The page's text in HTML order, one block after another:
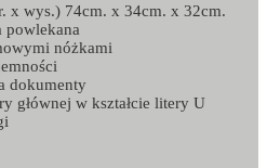
x wys.) 74cm. x 34cm. x 32cm.
powlekana
nóżkami
dokumenty
głównej w kształcie litery U